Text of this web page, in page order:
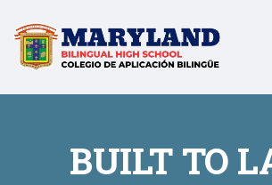
BUILT TO